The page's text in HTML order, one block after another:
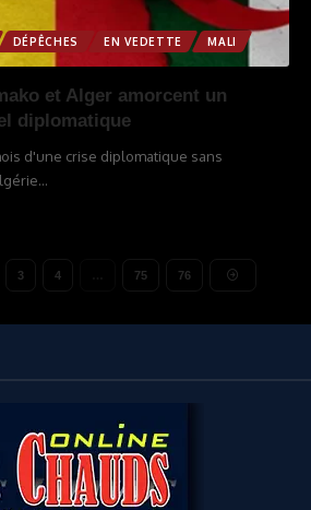
DÉPÊCHES EN VEDETTE
MALI
et Alger amorcent un
diplomatique
d'une crise diplomatique sans
…
3 4 75 76